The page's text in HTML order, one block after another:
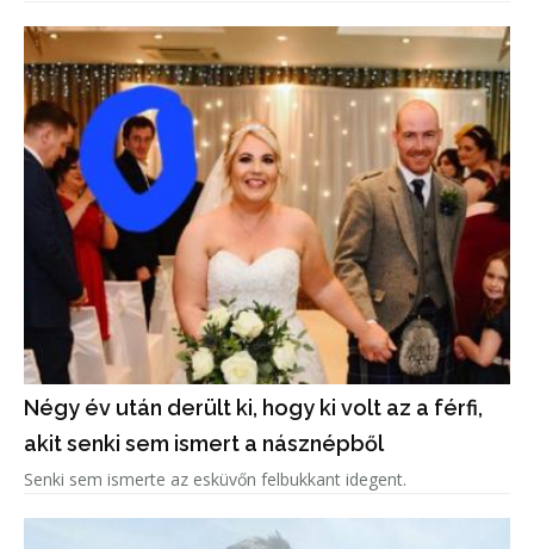
Négy év után derült ki, hogy ki volt az a férfi,
akit senki sem ismert a násznépből
Senki sem ismerte az esküvőn felbukkant idegent.